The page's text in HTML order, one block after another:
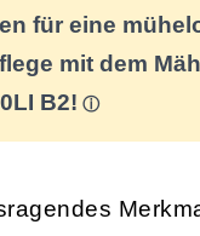
für eine
mit dem
B2!